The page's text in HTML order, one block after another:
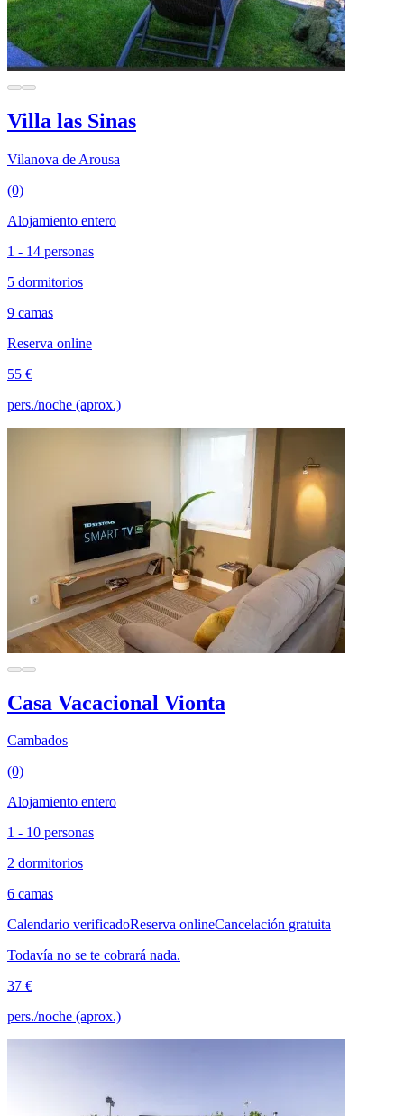
Villa las Sinas
Vilanova de Arousa
(0)
Alojamiento entero
1 - 14 personas
5 dormitorios
9 camas
Reserva online
55 €
pers./noche (aprox.)
Casa Vacacional Vionta
Cambados
(0)
Alojamiento entero
1 - 10 personas
2 dormitorios
6 camas
Calendario verificadoReserva onlineCancelación gratuita
Todavía no se te cobrará nada.
37 €
pers./noche (aprox.)